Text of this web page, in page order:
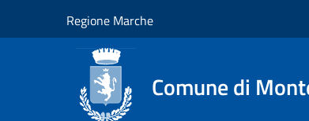
Regione Marche
Comune di